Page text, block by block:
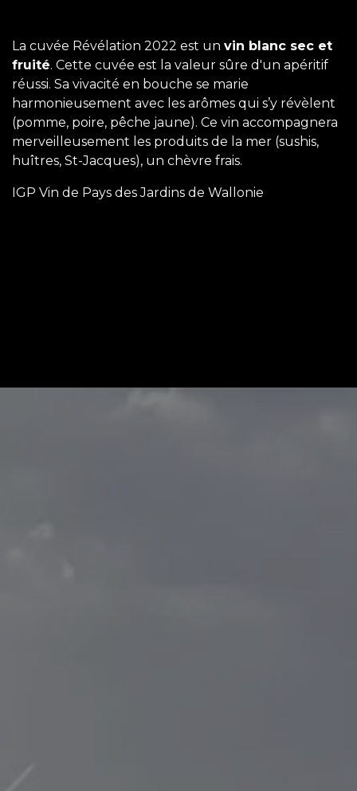
La cuvée Révélation 2022 est un vin blanc sec et
fruité. Cette cuvée est la valeur sûre d'un apéritif
réussi. Sa vivacité en bouche se marie
harmonieusement avec les arômes qui s’y révèlent
(pomme, poire, pêche jaune). Ce vin accompagnera
merveilleusement les produits de la mer (sushis,
huîtres, St-Jacques), un chèvre frais.
IGP Vin de Pays des Jardins de Wallonie